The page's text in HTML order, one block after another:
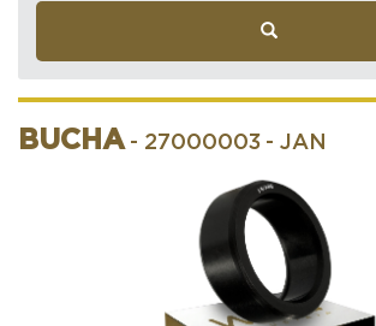
BUCHA - 27000003 - JAN